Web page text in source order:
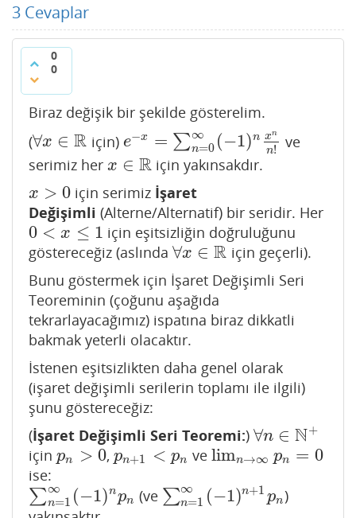
3 Cevaplar
0
0
Biraz değişik bir şekilde gösterelim.
(∀x ∈ R
∀x∈R için) e−x = ∑∞
n=0 (−1)n xn
n!
e−x= ∑n =0 ∞(−1) nxnn!
ve
serimiz her x ∈ R
x∈R için yakınsakdır.
x > 0
x> 0 için serimiz İşaret
Değişimli (Alterne/Alternatif) bir seridir. Her
0 < x ≤ 1
0<x≤ 1
için eşitsizliğin doğruluğunu
göstereceğiz (aslında ∀x ∈ R
∀x∈R
için geçerli).
Bunu göstermek için İşaret Değişimli Seri
Teoreminin (çoğunu aşağıda
tekrarlayacağımız) ispatına biraz dikkatli
bakmak yeterli olacaktır.
İstenen eşitsizlikten daha genel olarak
(işaret değişimli serilerin toplamı ile ilgili)
şunu göstereceğiz:
(İşaret Değişimli Seri Teoremi:) ∀n ∈ N+
∀n∈N+
için pn > 0
pn >0 , pn+1 < pn
pn+1 <pn velimn→∞ pn = 0
limn→∞pn= 0
ise:
∑∞
n=1 (−1)npn
∑n=1 ∞ (−1)npn (ve ∑∞
n=1 (−1)n+1 pn
∑n=1 ∞ (−1)n+1pn
)